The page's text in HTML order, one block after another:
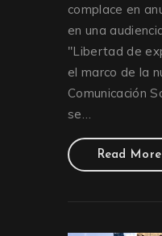
complace en
en una
"Libertad de
el marco de la
Comunicación
se…
Read More